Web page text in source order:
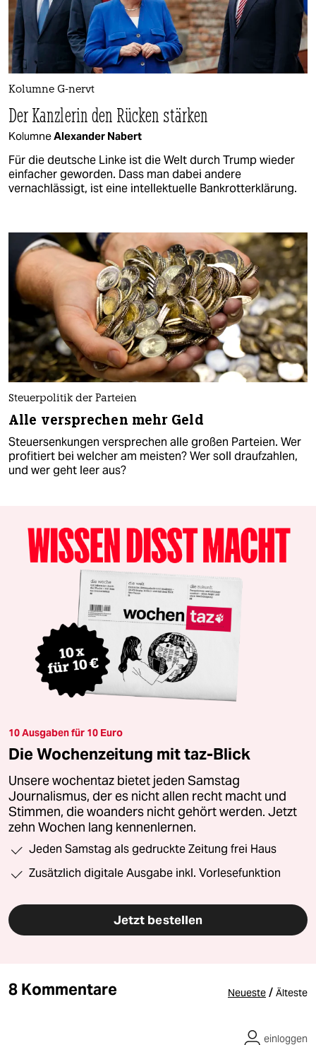
Kolumne G-nervt
Der Kanzlerin den Rücken stärken
KolumneAlexander Nabert
Für die deutsche Linke ist die Welt durch Trump wieder
einfacher geworden. Dass man dabei andere
vernachlässigt, ist eine intellektuelle Bankrotterklärung.
Steuerpolitik der Parteien
Alle versprechen mehr Geld
Steuersenkungen versprechen alle großen Parteien. Wer
profitiert bei welcher am meisten? Wer soll draufzahlen,
und wer geht leer aus?
10 Ausgaben für 10 Euro
Die Wochenzeitung mit taz-Blick
Unsere wochentaz bietet jeden Samstag
Journalismus, der es nicht allen recht macht und
Stimmen, die woanders nicht gehört werden. Jetzt
zehn Wochen lang kennenlernen.
Jeden Samstag als gedruckte Zeitung frei Haus
Zusätzlich digitale Ausgabe inkl. Vorlesefunktion
Jetzt bestellen
8 Kommentare Neueste / Älteste
einloggen